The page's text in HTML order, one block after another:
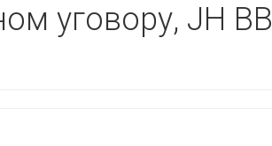
уговору, ЈН ВВ